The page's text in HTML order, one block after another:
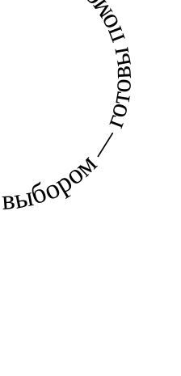
с выбором —